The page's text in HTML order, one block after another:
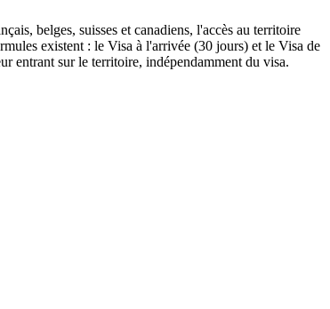
belges, suisses et canadiens, l'accès au territoire
existent : le Visa à l'arrivée (30 jours) et le Visa de
entrant sur le territoire, indépendamment du visa.